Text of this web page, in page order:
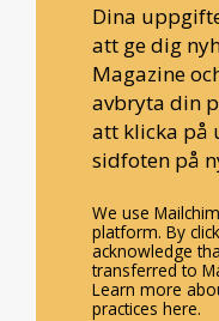
Dina
att ge dig
Magazine
avbryta din
att klicka på
sidfoten på
We use
platform. By
acknowledge
transferred to
Learn more
practices here.